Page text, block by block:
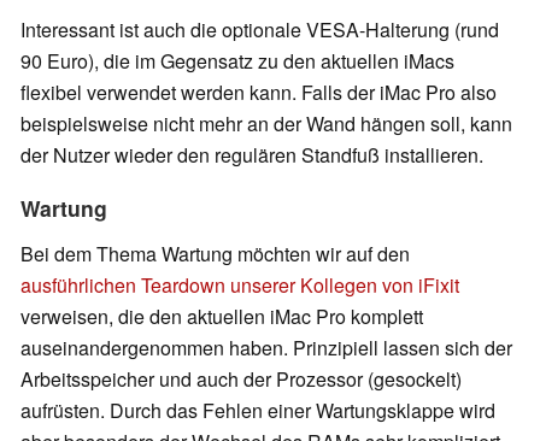
Interessant ist auch die optionale VESA-Halterung (rund
90 Euro), die im Gegensatz zu den aktuellen iMacs
flexibel verwendet werden kann. Falls der iMac Pro also
beispielsweise nicht mehr an der Wand hängen soll, kann
der Nutzer wieder den regulären Standfuß installieren.
Wartung
Bei dem Thema Wartung möchten wir auf den
ausführlichen Teardown unserer Kollegen von iFixit
verweisen, die den aktuellen iMac Pro komplett
auseinandergenommen haben. Prinzipiell lassen sich der
Arbeitsspeicher und auch der Prozessor (gesockelt)
aufrüsten. Durch das Fehlen einer Wartungsklappe wird